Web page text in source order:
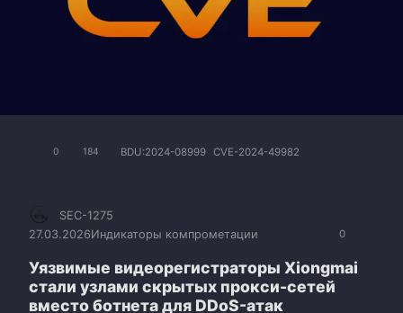
0 184 BDU:2024-08999 CVE-2024-49982
0
SEC-1275
27.03.2026Индикаторы компрометации
Уязвимые видеорегистраторы Xiongmai
стали узлами скрытых прокси-сетей
вместо ботнета для DDoS-атак